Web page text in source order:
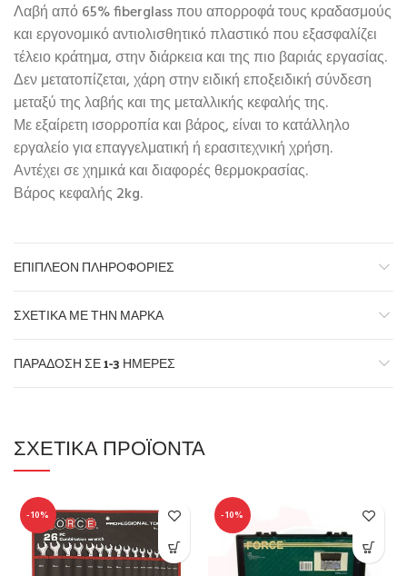
Λαβή από 65% fiberglass που απορροφά τους κραδασμούς
και εργονομικό αντιολισθητικό πλαστικό που εξασφαλίζει
τέλειο κράτημα, στην διάρκεια και της πιο βαριάς εργασίας.
Δεν μετατοπίζεται, χάρη στην ειδική εποξειδική σύνδεση
μεταξύ της λαβής και της μεταλλικής κεφαλής της.
Με εξαίρετη ισορροπία και βάρος, είναι το κατάλληλο
εργαλείο για επαγγελματική ή ερασιτεχνική χρήση.
Αντέχει σε χημικά και διαφορές θερμοκρασίας.
Βάρος κεφαλής 2kg.
ΕΠΙΠΛΈΟΝ ΠΛΗΡΟΦΟΡΊΕΣ
ΣΧΕΤΙΚΆ ΜΕ ΤΗΝ ΜΆΡΚΑ
ΠΑΡΆΔΟΣΗ ΣΕ 1-3 ΗΜΈΡΕΣ
ΣΧΕΤΙΚΆ ΠΡΟΪΌΝΤΑ
-10% -10%